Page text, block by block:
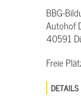
BBG-
Autohof
40591
Freie
DETAILS